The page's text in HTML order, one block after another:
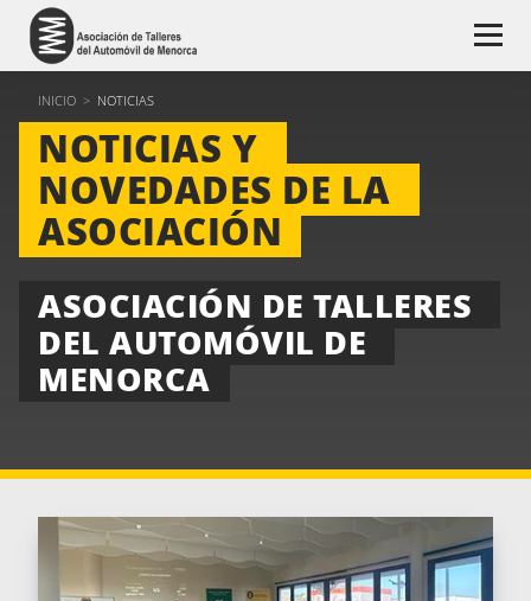
INICIO > NOTICIAS
NOTICIAS Y
NOVEDADES DE LA
ASOCIACIÓN
ASOCIACIÓN DE TALLERES
DEL AUTOMÓVIL DE
MENORCA